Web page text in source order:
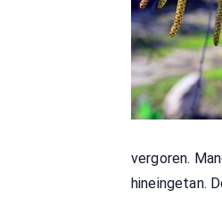
vergoren.
hineingetan.